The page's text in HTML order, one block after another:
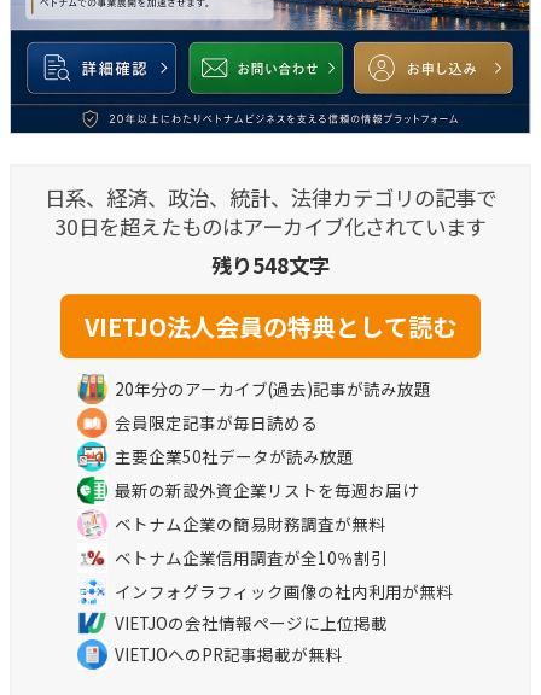
日系、経済、政治、統計、法律カテゴリの記事で
30日を超えたものはアーカイブ化されています
残り548文字
20年分のアーカイブ(過去)記事が読み放題
会員限定記事が毎日読める
主要企業50社データが読み放題
最新の新設外資企業リストを毎週お届け
ベトナム企業の簡易財務調査が無料
ベトナム企業信用調査が全10％割引
インフォグラフィック画像の社内利用が無料
VIETJOの会社情報ページに上位掲載
VIETJOへのPR記事掲載が無料